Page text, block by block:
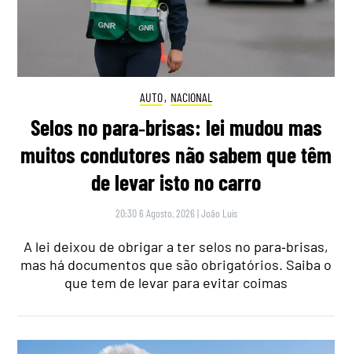
AUTO, NACIONAL
Selos no para‑brisas: lei mudou mas
muitos condutores não sabem que têm
de levar isto no carro
20:30 6 Agosto, 2026 |João Luís
A lei deixou de obrigar a ter selos no para‑brisas,
mas há documentos que são obrigatórios. Saiba o
que tem de levar para evitar coimas